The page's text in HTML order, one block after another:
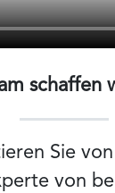
schaffen
Sie von
von